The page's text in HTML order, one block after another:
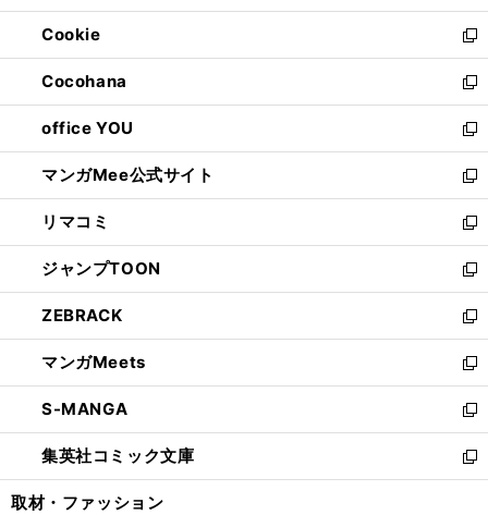
開
く
ウ
で
開
く
ン
ド
ウ
で
開
く
ウ
ィ
ン
ド
ウ
で
開
く
Cookie
新
し
い
ウ
ィ
ン
ド
ウ
で
開
く
Cocohana
新
し
い
ウ
ィ
ン
ド
ウ
で
開
く
office YOU
新
し
い
ウ
ィ
ン
ド
ウ
で
開
く
マンガMee公式サイト
新
し
い
ウ
ィ
ン
ド
ウ
で
開
く
リマコミ
新
し
い
ウ
ィ
ン
ド
ウ
で
開
く
ジャンプTOON
新
し
い
ウ
ィ
ン
ド
ウ
で
開
ZEBRACK
新
し
い
ウ
ィ
ン
ド
ウ
マンガMeets
新
し
い
ウ
ィ
ン
S-MANGA
新
し
い
ウ
集英社コミック文庫
新
し
取材・ファッション